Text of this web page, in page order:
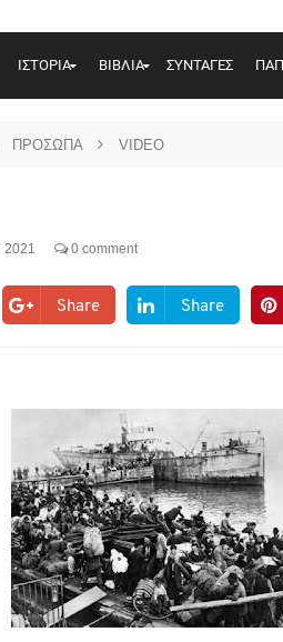
ΙΣΤΟΡΙΑ ΒΙΒΛΙΑ ΣΥΝΤΑΓΕΣ
ΠΡΟΣΩΠΑ VIDEO
2021 0 comment
Share Share